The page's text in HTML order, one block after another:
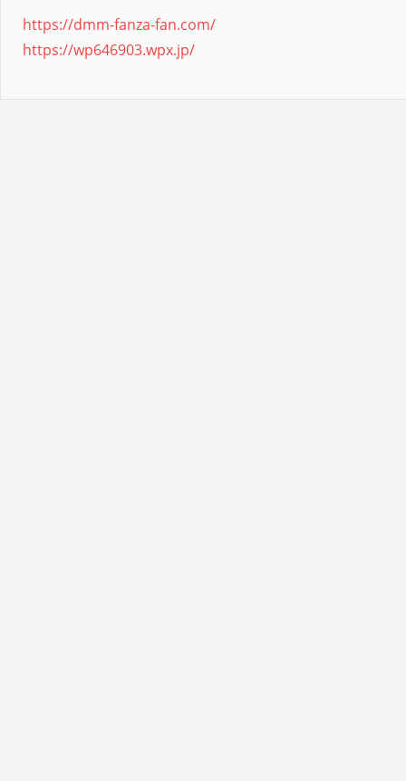
https://dmm-fanza-fan.com/
https://wp646903.wpx.jp/